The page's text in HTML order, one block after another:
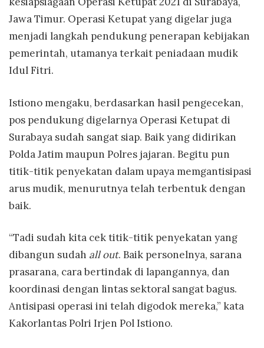
Jawa Timur. Operasi Ketupat yang digelar juga
menjadi langkah pendukung penerapan kebijakan
pemerintah, utamanya terkait peniadaan mudik
Idul Fitri.
Istiono mengaku, berdasarkan hasil pengecekan,
pos pendukung digelarnya Operasi Ketupat di
Surabaya sudah sangat siap. Baik yang didirikan
Polda Jatim maupun Polres jajaran. Begitu pun
titik-titik penyekatan dalam upaya memgantisipasi
arus mudik, menurutnya telah terbentuk dengan
baik.
“Tadi sudah kita cek titik-titik penyekatan yang
dibangun sudah all out. Baik personelnya, sarana
prasarana, cara bertindak di lapangannya, dan
koordinasi dengan lintas sektoral sangat bagus.
Antisipasi operasi ini telah digodok mereka,” kata
Kakorlantas Polri Irjen Pol Istiono.